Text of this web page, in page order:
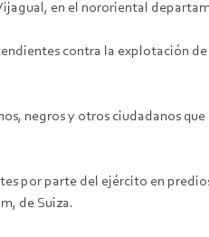
en el nororiental
contra la explotación
negros y otros ciudadanos
por parte del ejército en
de Suiza.